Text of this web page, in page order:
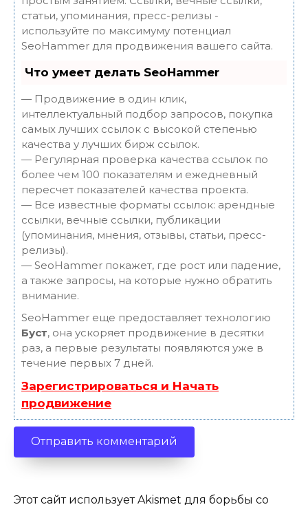
статьи, упоминания, пресс-релизы -
используйте по максимуму потенциал
SeoHammer для продвижения вашего сайта.
Что умеет делать SeoHammer
— Продвижение в один клик,
интеллектуальный подбор запросов, покупка
самых лучших ссылок с высокой степенью
качества у лучших бирж ссылок.
— Регулярная проверка качества ссылок по
более чем 100 показателям и ежедневный
пересчет показателей качества проекта.
— Все известные форматы ссылок: арендные
ссылки, вечные ссылки, публикации
(упоминания, мнения, отзывы, статьи, пресс-
релизы).
— SeoHammer покажет, где рост или падение,
а также запросы, на которые нужно обратить
внимание.
SeoHammer еще предоставляет технологию
Буст, она ускоряет продвижение в десятки
раз, а первые результаты появляются уже в
течение первых 7 дней.
Зарегистрироваться и Начать
продвижение
Этот сайт использует Akismet для борьбы со